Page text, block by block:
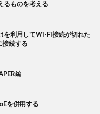
るものを考える
利用してWi-Fi接続が切れた
続する
編
を併用する